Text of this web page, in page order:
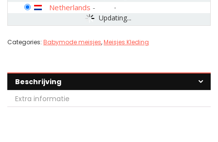
Updating...
Netherlands -
Categories: Babymode meisjes,Meisjes Kleding
Beschrijving
Extra informatie